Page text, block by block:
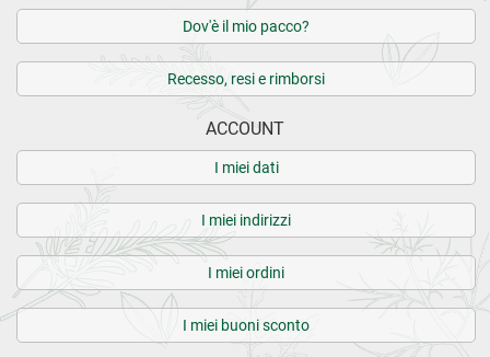
Dov'è il mio pacco?
Recesso, resi e rimborsi
ACCOUNT
I miei dati
I miei indirizzi
I miei ordini
I miei buoni sconto